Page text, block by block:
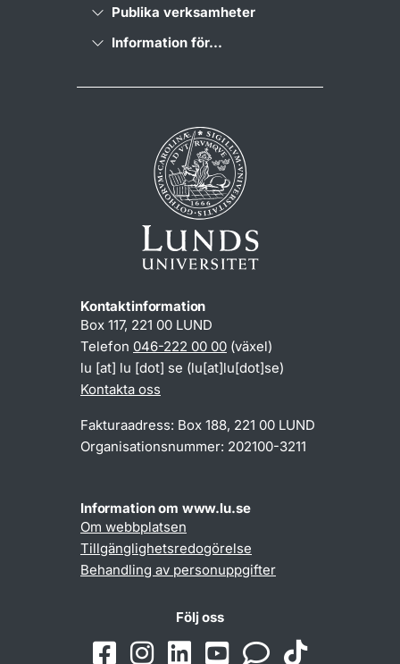
Publika verksamheter
Information för...
Kontaktinformation
Box 117, 221 00 LUND
Telefon 046-222 00 00 (växel)
lu [at] lu [dot] se (lu[at]lu[dot]se)
Kontakta oss
Fakturaadress: Box 188, 221 00 LUND
Organisationsnummer: 202100-3211
Information om www.lu.se
Om webbplatsen
Tillgänglighetsredogörelse
Behandling av personuppgifter
Följ oss